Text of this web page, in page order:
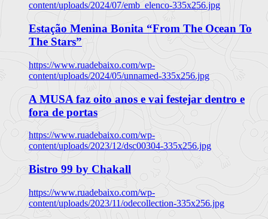
content/uploads/2024/07/emb_elenco-335x256.jpg
Estação Menina Bonita “From The Ocean To
The Stars”
https://www.ruadebaixo.com/wp-
content/uploads/2024/05/unnamed-335x256.jpg
A MUSA faz oito anos e vai festejar dentro e
fora de portas
https://www.ruadebaixo.com/wp-
content/uploads/2023/12/dsc00304-335x256.jpg
Bistro 99 by Chakall
https://www.ruadebaixo.com/wp-
content/uploads/2023/11/odecollection-335x256.jpg